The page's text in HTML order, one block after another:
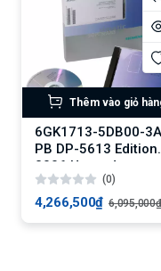
Thêm vào giỏ
6GK1713-5DB00-
PB DP-5613 Edition
2006 Upgrade
(0)
4,266,500₫ 6,095,000₫